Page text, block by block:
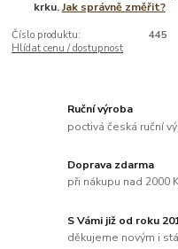
krku.Jak správně změřit?
Číslo produktu:
445
Hlídat cenu / dostupnost
Ruční výroba
poctivá česká ruční
Doprava zdarma
při nákupu nad 2000
S Vámi již od roku
děkujeme novým i